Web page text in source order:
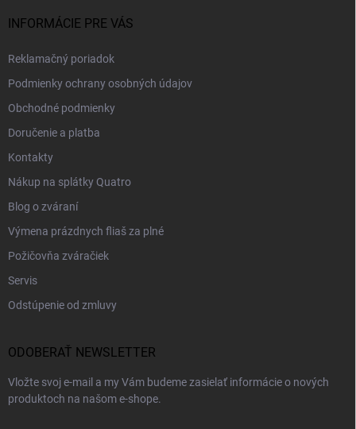
INFORMÁCIE PRE VÁS
Reklamačný poriadok
Podmienky ochrany osobných údajov
Obchodné podmienky
Doručenie a platba
Kontakty
Nákup na splátky Quatro
Blog o zváraní
Výmena prázdnych fliaš za plné
Požičovňa zváračiek
Servis
Odstúpenie od zmluvy
ODOBERAŤ NEWSLETTER
Vložte svoj e-mail a my Vám budeme zasielať informácie o nových
produktoch na našom e-shope.